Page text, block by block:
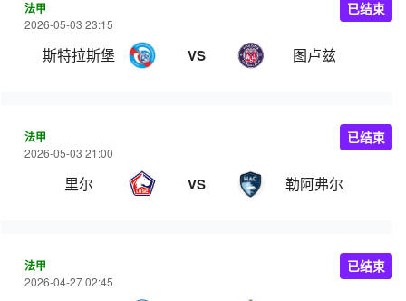
法甲
2026-05-03 23:15
斯特拉斯堡 VS 图卢兹
已结束
法甲
2026-05-03 21:00
里尔 VS 勒阿弗尔
已结束
法甲
2026-04-27 02:45
已结束